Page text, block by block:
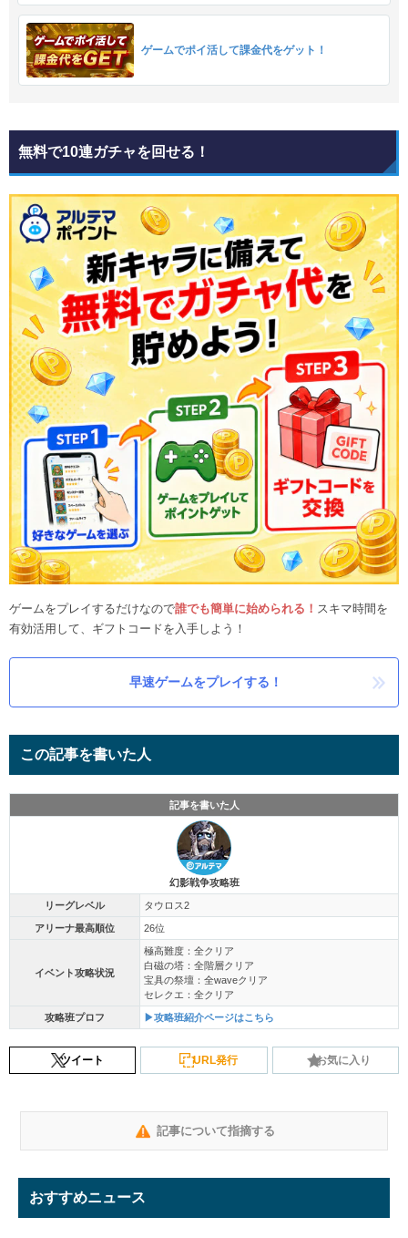
ゲームでポイ活して課金代をゲット！
無料で10連ガチャを回せる！
ゲームをプレイするだけなので誰でも簡単に始められる！ スキマ時間を
有効活用して、ギフトコードを入手しよう！
早速ゲームをプレイする！
この記事を書いた人
記事を書いた人
幻影戦争攻略班
リーグレベル タウロス2
アリーナ最高順位 26位
イベント攻略状況
極高難度：全クリア
白磁の塔：全階層クリア
宝具の祭壇：全waveクリア
セレクエ：全クリア
攻略班プロフ ▶攻略班紹介ページはこちら
ツイート URL発行 お気に入り
記事について指摘する
おすすめニュース